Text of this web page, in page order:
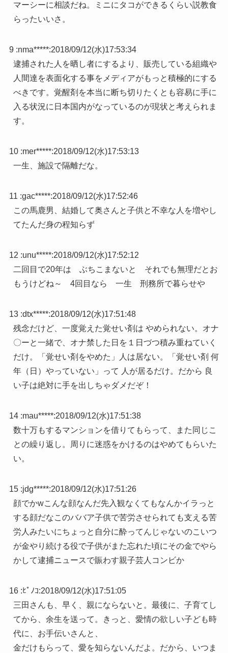
マーシーに相談だね。ミニにタコができるくらい説教食
らったいいさ。
9 :nma*****:2018/09/12(水)17:53:34
逮捕された人を晒し者にするより、販売している組織や
人間達を表面化する事をメディアがもっと積極的にする
べきです。覚醒剤を本当に断ち切りたくとも容易に手に
入る状況に日本国内がなっているのが現状と考えられま
す。
10 :mer*****:2018/09/12(水)17:53:13
一生、施設で隔離だな。
11 :gac*****:2018/09/12(水)17:52:46
この馬鹿男、結婚して奥さんと子供と不幸な人を増やし
てたんだ身の程知らず
12 :unu*****:2018/09/12(水)17:52:12
二回目で20年は ぶちこまないと それでも無理だとお
もうけどね～ 4回目なら 一生 刑務所で暮らせや
13 :dtx*****:2018/09/12(水)17:51:48
残念だけど、一度覚えた覚せい剤は やめられない。オナ
〇ーと一緒で、オナ禁した日を１日づつ積み重ねていく
だけ。「覚せい剤をやめた」人は居ない。「覚せい剤 何
年（日）やっていない」って 人が居るだけ。だから 良
い子は絶対に手を出しちゃダメだぞ！
14 :mau*****:2018/09/12(水)17:51:38
数十万もするマンションを借りてもらって、また同じこ
との繰り返し。周りに迷惑をかけるのはやめてもらいた
い。
15 :jdg*****:2018/09/12(水)17:51:26
顔でかwこんな顔なんだ先入観なくてもなんかイラっと
する顔だなこのババア子供で苦労させられても支える苦
労人みたいにちょっと自分に酔ってんじゃないのこいつ
が金やり続ける役で子供がまた忘れた頃にその金でやら
かして逮捕ニュースで賑わす親子芸人コンビか
16 :ﾋﾟﾉｺ:2018/09/12(水)17:51:05
三田さんも、早く、親にならないと。最後に、子育てし
てから、余生を送って。きっと、愛情の欲しい子ども時
代に、お手伝いさんと、
金だけもらって、愛を知らないんだよ。だから、いつま